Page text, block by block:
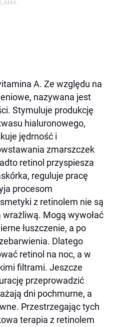
A. Ze względu na
nazywana jest
Stymuluje produkcję
hialuronowego,
jędrność i
zmarszczek
retinol przyspiesza
reguluje pracę
procesom
z retinolem nie są
Mogą wywołać
łuszczenie, a po
Dlatego
retinol na noc, a w
filtrami. Jeszcze
przeprowadzić
dni pochmurne, a
Przestrzegając tych
terapia z retinolem